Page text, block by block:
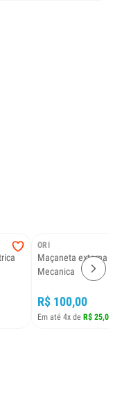
ORI
Maçaneta externa
Mecanica
R$ 100,00
Em até 4x de R$ 25,00 s/